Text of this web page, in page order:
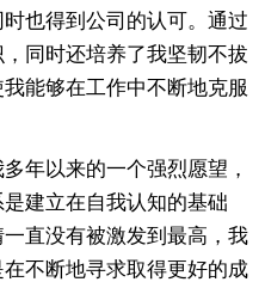
也得到公司的认可。通过
同时还培养了我坚韧不拔
能够在工作中不断地克服
年以来的一个强烈愿望，
建立在自我认知的基础
直没有被激发到最高，我
不断地寻求取得更好的成